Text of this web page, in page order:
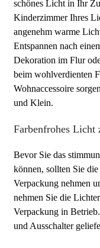
schönes Licht in Ihr
Kinderzimmer Ihres
angenehm warme
Entspannen nach
Dekoration im Flur
beim wohlverdienten
Wohnaccessoire
und Klein.
Farbenfrohes Licht
Bevor Sie das
können, sollten Sie
Verpackung nehmen
nehmen Sie die
Verpackung in
und Ausschalter